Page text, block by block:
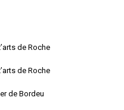
de Roche
de Roche
de Bordeu